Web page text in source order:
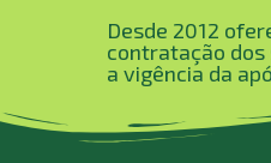
Desde 2012
contratação
a vigência da